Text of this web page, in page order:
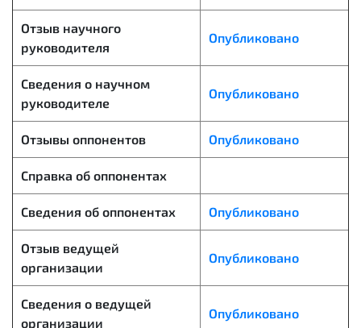
Отзыв научного
руководителя
Опубликовано
Сведения о научном
руководителе
Опубликовано
Отзывы оппонентов Опубликовано
Справка об оппонентах
Сведения об оппонентах Опубликовано
Отзыв ведущей
организации
Опубликовано
Сведения о ведущей
организации
Опубликовано